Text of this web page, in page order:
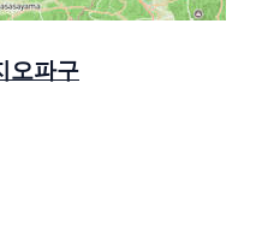
오파구